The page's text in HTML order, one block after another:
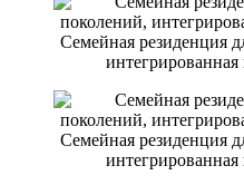
Семейная резиденция
Семейная резиденция